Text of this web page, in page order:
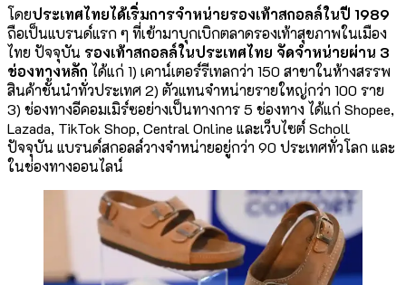
โดยประเทศไทยได้เริ่มการจำหน่ายรองเท้าสกอลล์ในปี 1989
ถือเป็นแบรนด์แรก ๆ ที่เข้ามาบุกเบิกตลาดรองเท้าสุขภาพในเมือง
ไทย ปัจจุบัน รองเท้าสกอลล์ในประเทศไทย จัดจำหน่ายผ่าน 3
ช่องทางหลัก ได้แก่ 1) เคาน์เตอร์รีเทลกว่า 150 สาขาในห้างสรรพ
สินค้าชั้นนำทั่วประเทศ 2) ตัวแทนจำหน่ายรายใหญ่กว่า 100 ราย
3) ช่องทางอีคอมเมิร์ซอย่างเป็นทางการ 5 ช่องทาง ได้แก่ Shopee,
Lazada, TikTok Shop, Central Online และเว็บไซต์ Scholl
ปัจจุบัน แบรนด์สกอลล์วางจำหน่ายอยู่กว่า 90 ประเทศทั่วโลก และ
ในช่องทางออนไลน์